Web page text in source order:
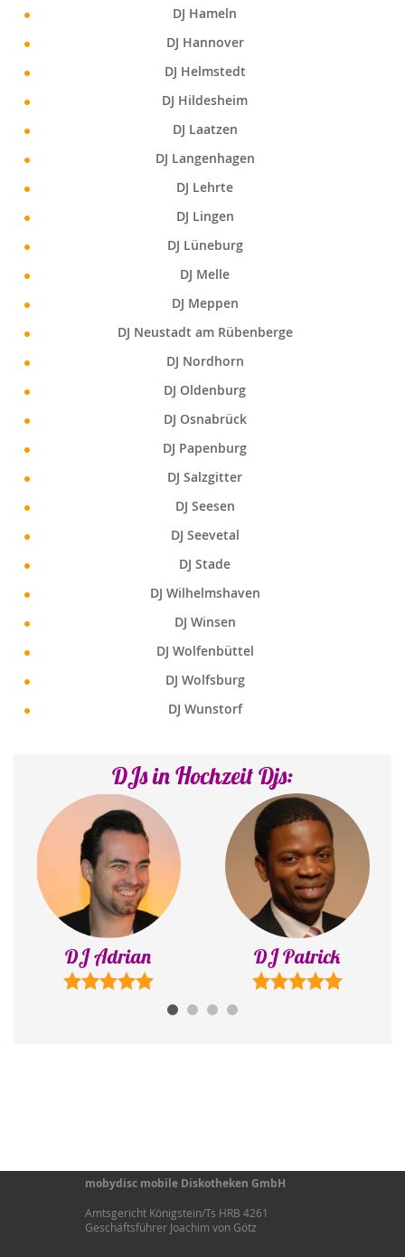
DJ Hameln
DJ Hannover
DJ Helmstedt
DJ Hildesheim
DJ Laatzen
DJ Langenhagen
DJ Lehrte
DJ Lingen
DJ Lüneburg
DJ Melle
DJ Meppen
DJ Neustadt am Rübenberge
DJ Nordhorn
DJ Oldenburg
DJ Osnabrück
DJ Papenburg
DJ Salzgitter
DJ Seesen
DJ Seevetal
DJ Stade
DJ Wilhelmshaven
DJ Winsen
DJ Wolfenbüttel
DJ Wolfsburg
DJ Wunstorf
DJs in Hochzeit Djs:
DJ Patrick DJ Mr. P
mobydisc mobile Diskotheken GmbH
Amtsgericht Königstein/Ts HRB 4261
Geschäftsführer Joachim von Götz